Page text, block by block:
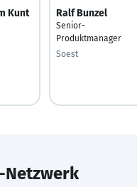
Kunt Ralf Bunzel
Senior-
Produktmanager
Soest
Netzwerk